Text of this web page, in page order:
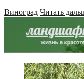
Виноград Читать